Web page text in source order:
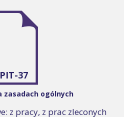
PIT-37
zasadach ogólnych
z pracy, z prac zleconych